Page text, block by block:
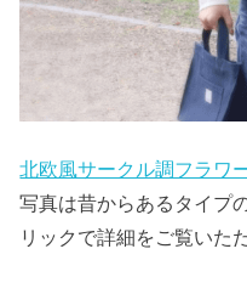
北欧風サークル調フラワ
写真は昔からあるタイプ
リックで詳細をご覧いた